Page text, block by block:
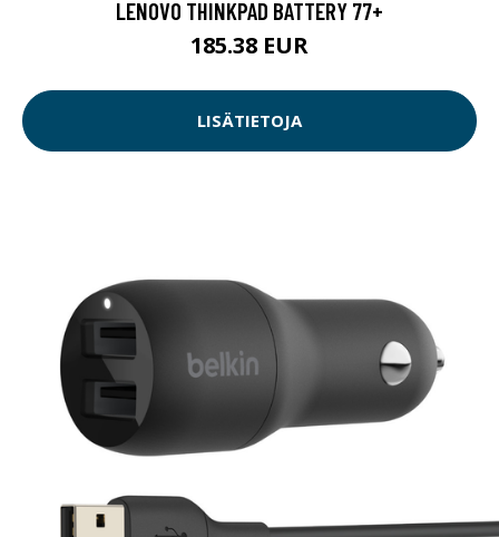
LENOVO THINKPAD BATTERY 77+
185.38 EUR
LISÄTIETOJA